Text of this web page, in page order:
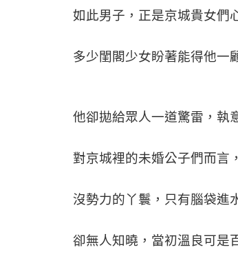
如此男子，正是京城貴女們
多少閨閣少女盼著能得他一
他卻拋給眾人一道驚雷，執
對京城裡的未婚公子們而言
沒勢力的丫鬟，只有腦袋進
卻無人知曉，當初溫良可是